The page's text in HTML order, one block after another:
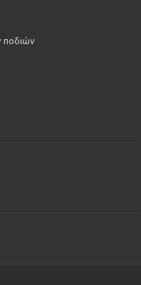
ποδιών